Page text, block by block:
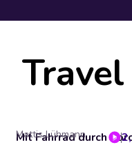
Mattis Lühmann